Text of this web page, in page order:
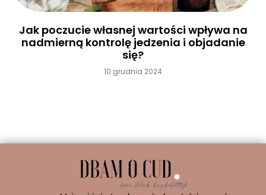
Jak poczucie własnej wartości wpływa na
nadmierną kontrolę jedzenia i objadanie
się?
10 grudnia 2024